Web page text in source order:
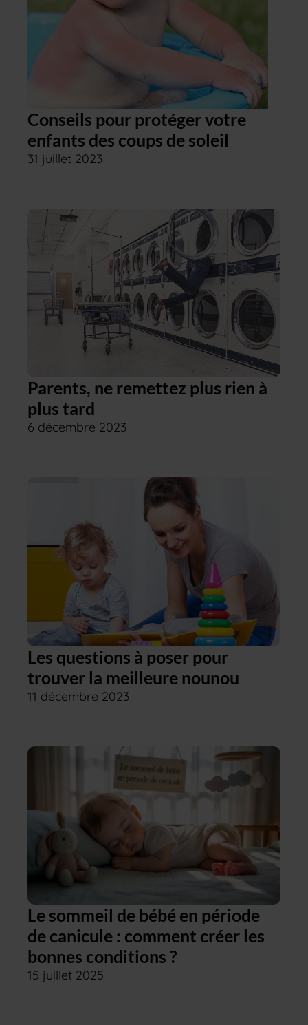
Conseils pour protéger votre
enfants des coups de soleil
31 juillet 2023
Parents, ne remettez plus rien à
plus tard
6 décembre 2023
Les questions à poser pour
trouver la meilleure nounou
11 décembre 2023
Le sommeil de bébé en période
de canicule : comment créer les
bonnes conditions ?
15 juillet 2025